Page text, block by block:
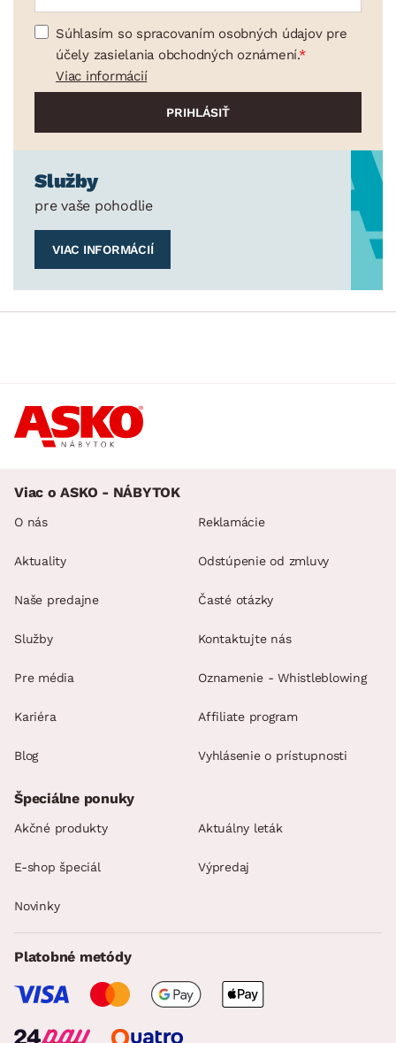
Súhlasím so spracovaním osobných údajov pre
účely zasielania obchodných oznámení.
Viac informácií
Služby
pre vaše pohodlie
VIAC INFORMÁCIÍ
Viac o ASKO - NÁBYTOK
O nás
Aktuality
Naše predajne
Služby
Pre média
Kariéra
Blog
Reklamácie
Odstúpenie od zmluvy
Časté otázky
Kontaktujte nás
Oznamenie - Whistleblowing
Affiliate program
Vyhlásenie o prístupnosti
Špeciálne ponuky
Akčné produkty Aktuálny leták
E-shop špeciál Výpredaj
Novinky
Platobné metódy